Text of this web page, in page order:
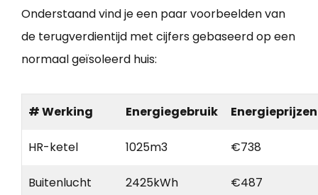
Onderstaand vind je een paar voorbeelden van
de terugverdientijd met cijfers gebaseerd op een
normaal geïsoleerd huis:
# Werking Energiegebruik Energieprijzen
HR-ketel 1025m3 €738
Buitenlucht 2425kWh €487